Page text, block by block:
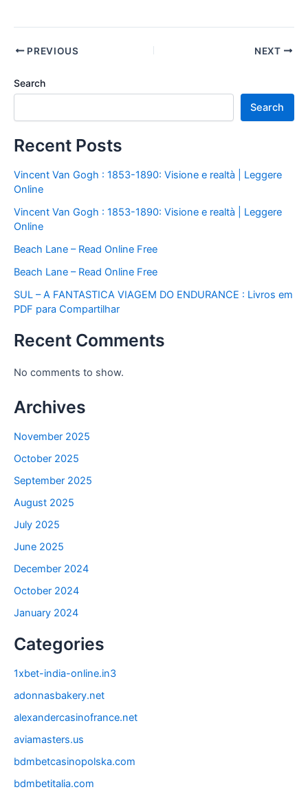
PREVIOUS NEXT
Search
Search
Recent Posts
Vincent Van Gogh : 1853-1890: Visione e realtà | Leggere
Online
Vincent Van Gogh : 1853-1890: Visione e realtà | Leggere
Online
Beach Lane – Read Online Free
Beach Lane – Read Online Free
SUL – A FANTASTICA VIAGEM DO ENDURANCE : Livros em
PDF para Compartilhar
Recent Comments
No comments to show.
Archives
November 2025
October 2025
September 2025
August 2025
July 2025
June 2025
December 2024
October 2024
January 2024
Categories
1xbet-india-online.in3
adonnasbakery.net
alexandercasinofrance.net
aviamasters.us
bdmbetcasinopolska.com
bdmbetitalia.com